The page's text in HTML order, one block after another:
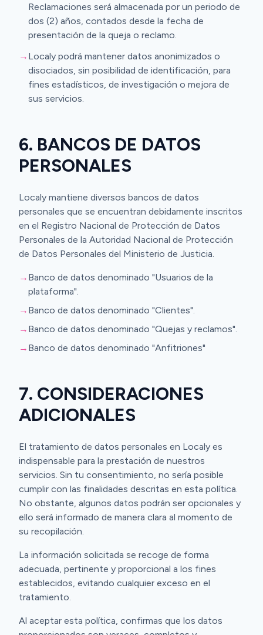
Reclamaciones será almacenada por un periodo de
dos (2) años, contados desde la fecha de
presentación de la queja o reclamo.
→ Localy podrá mantener datos anonimizados o
disociados, sin posibilidad de identificación, para
fines estadísticos, de investigación o mejora de
sus servicios.
6. BANCOS DE DATOS
PERSONALES
Localy mantiene diversos bancos de datos
personales que se encuentran debidamente inscritos
en el Registro Nacional de Protección de Datos
Personales de la Autoridad Nacional de Protección
de Datos Personales del Ministerio de Justicia.
→ Banco de datos denominado "Usuarios de la
plataforma".
→ Banco de datos denominado "Clientes".
→ Banco de datos denominado "Quejas y reclamos".
→ Banco de datos denominado "Anfitriones"
7. CONSIDERACIONES
ADICIONALES
El tratamiento de datos personales en Localy es
indispensable para la prestación de nuestros
servicios. Sin tu consentimiento, no sería posible
cumplir con las finalidades descritas en esta política.
No obstante, algunos datos podrán ser opcionales y
ello será informado de manera clara al momento de
su recopilación.
La información solicitada se recoge de forma
adecuada, pertinente y proporcional a los fines
establecidos, evitando cualquier exceso en el
tratamiento.
Al aceptar esta política, confirmas que los datos